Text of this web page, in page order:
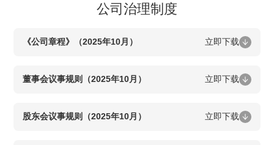
公司治理制度
《公司章程》（2025年10月） 立即下载
董事会议事规则（2025年10月） 立即下载
股东会议事规则（2025年10月） 立即下载